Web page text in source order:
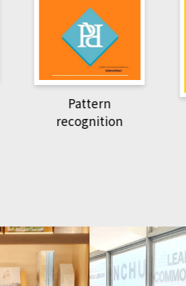
Pattern
recognition